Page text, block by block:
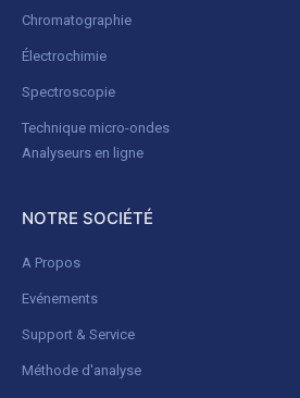
Chromatographie
Électrochimie
Spectroscopie
Technique micro-ondes
Analyseurs en ligne
NOTRE SOCIÉTÉ
A Propos
Evénements
Support & Service
Méthode d'analyse